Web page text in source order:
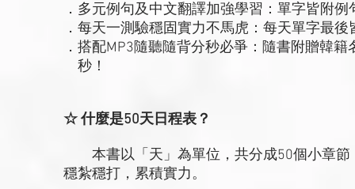
．多元例句及中文翻譯加強學習：單字皆附
．每天一測驗穩固實力不馬虎：每天單字最
．搭配MP3隨聽隨背分秒必爭：隨書附贈韓
秒！
☆ 什麼是50天日程表？
本書以「天」為單位，共分成50個小章節
穩紮穩打，累積實力。